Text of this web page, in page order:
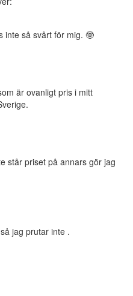
inte så svårt för mig. 🤓
är ovanligt pris i mitt
står priset på annars gör jag
jag prutar inte .